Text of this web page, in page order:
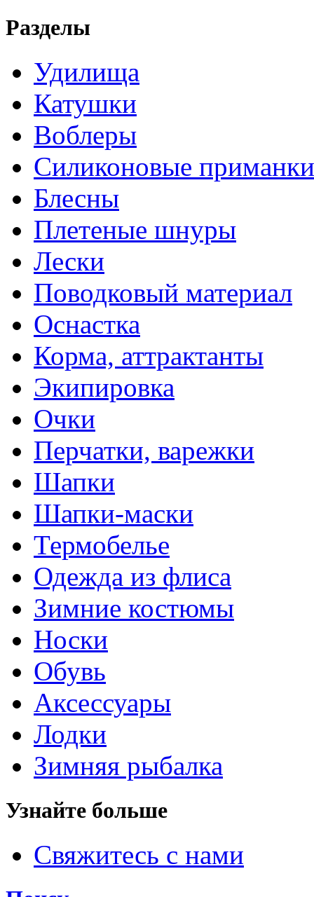
Разделы
Удилища
Катушки
Воблеры
Силиконовые приманки
Блесны
Плетеные шнуры
Лески
Поводковый материал
Оснастка
Корма, аттрактанты
Экипировка
Очки
Перчатки, варежки
Шапки
Шапки-маски
Термобелье
Одежда из флиса
Зимние костюмы
Носки
Обувь
Аксессуары
Лодки
Зимняя рыбалка
Узнайте больше
Свяжитесь с нами